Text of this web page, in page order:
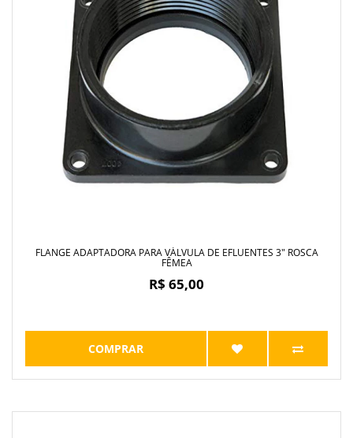
FLANGE ADAPTADORA PARA VÁLVULA DE EFLUENTES 3" ROSCA
FÊMEA
R$ 65,00
COMPRAR